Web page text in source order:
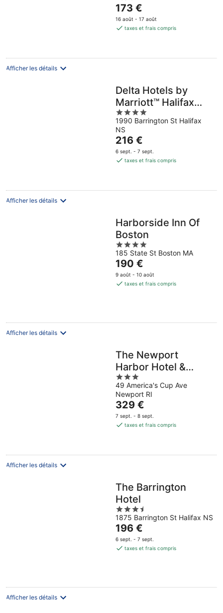
5
Le
prix
est
par
173 €
16 août - 17 août
taxes et frais compris
Afficher les détails
Delta Hotels by
Marriott™ Halifax
Downtown
4
out
of
5
1990 Barrington St Halifax
NS
Le
prix
est
par
216 €
6 sept. - 7 sept.
taxes et frais compris
Afficher les détails
Harborside Inn Of
Boston
4
out
of
5
185 State St Boston MA
Le
prix
est
nuit
190 €
9 août - 10 août
taxes et frais compris
Afficher les détails
The Newport
Harbor Hotel &
Marina
3
out
of
5
49 America's Cup Ave
Newport RI
Le
prix
est
par
329 €
7 sept. - 8 sept.
taxes et frais compris
Afficher les détails
The Barrington
Hotel
3.5
out
of
5
1875 Barrington St Halifax NS
Le
prix
est
nuit
196 €
6 sept. - 7 sept.
taxes et frais compris
Afficher les détails